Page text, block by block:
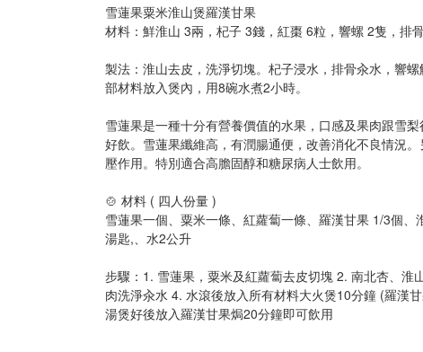
雪蓮果粟米淮山煲羅漢甘果
材料：鮮淮山 3兩，杞子 3錢，紅棗 6粒，響螺 2隻，排
製法：淮山去皮，洗淨切塊。杞子浸水，排骨汆水，響
部材料放入煲內，用8碗水煮2小時。
雪蓮果是一種十分有營養價值的水果，口感及果肉跟雪
好飲。雪蓮果纖維高，有潤腸通便，改善消化不良情況
壓作用。特別適合高膽固醇和糖尿病人士飲用。
🍲 材料 ( 四人份量 )
雪蓮果一個、粟米一條、紅蘿蔔一條、羅漢甘果 1/3個
湯匙,、水2公升
步驟：1. 雪蓮果，粟米及紅蘿蔔去皮切塊 2. 南北杏、淮
肉洗淨汆水 4. 水滾後放入所有材料大火煲10分鐘 (羅漢
湯煲好後放入羅漢甘果焗20分鐘即可飲用